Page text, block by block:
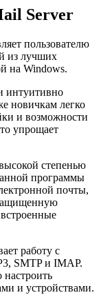
Server
пользователю
из лучших
на Windows.
интуитивно
новичкам легко
и возможности
упрощает
степенью
программы
почты,
работу с
SMTP и IMAP.
настроить
и устройствами.